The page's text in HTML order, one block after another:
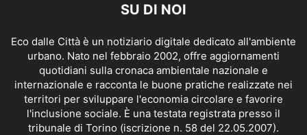
SU DI NOI
Eco dalle Città è un notiziario digitale dedicato all'ambiente
urbano. Nato nel febbraio 2002, offre aggiornamenti
quotidiani sulla cronaca ambientale nazionale e
internazionale e racconta le buone pratiche realizzate nei
territori per sviluppare l'economia circolare e favorire
l'inclusione sociale. È una testata registrata presso il
tribunale di Torino (iscrizione n. 58 del 22.05.2007).